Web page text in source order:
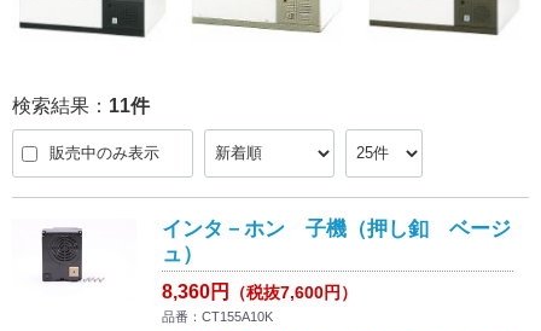
検索結果： 11件
販売中のみ表示
インタ－ホン 子機（押し釦 ベージ
ュ）
8,360円 （税抜7,600円）
品番：CT155A10K